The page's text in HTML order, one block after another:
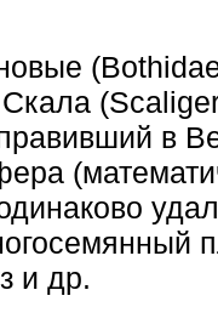
в
и др.